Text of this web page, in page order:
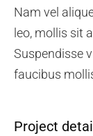
Nam vel
leo, mollis sit
Suspendisse
faucibus
Project